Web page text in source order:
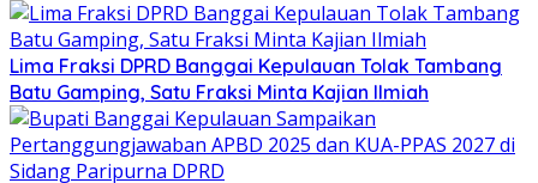
Lima Fraksi DPRD Banggai Kepulauan Tolak Tambang
Batu Gamping, Satu Fraksi Minta Kajian Ilmiah